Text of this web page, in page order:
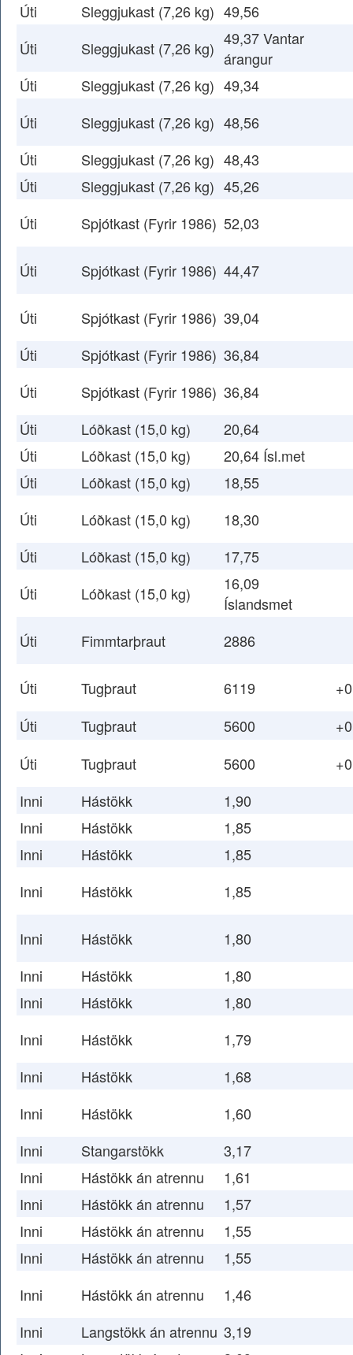
Úti
Sleggjukast (7,26 kg) 49,56
Úti
Sleggjukast (7,26 kg) 49,37 Vantar
árangur
Úti
Sleggjukast (7,26 kg) 49,34
Úti
Sleggjukast (7,26 kg) 48,56
Úti
Sleggjukast (7,26 kg) 48,43
Úti
Sleggjukast (7,26 kg) 45,26
Úti
Spjótkast (Fyrir 1986) 52,03
Úti Spjótkast (Fyrir 1986) 44,47
Úti Spjótkast (Fyrir 1986) 39,04
Úti
Spjótkast (Fyrir 1986) 36,84
Úti
Spjótkast (Fyrir 1986) 36,84
Úti
Lóðkast (15,0 kg)
20,64
Úti
Lóðkast (15,0 kg)
20,64 Ísl.met
Úti
Lóðkast (15,0 kg)
18,55
Úti
Lóðkast (15,0 kg)
18,30
Úti
Lóðkast (15,0 kg)
17,75
Úti
Lóðkast (15,0 kg)
16,09
Íslandsmet
Úti
Fimmtarþraut 2886
Úti Tugþraut 6119
Úti
Tugþraut 5600
Úti
Tugþraut 5600
Inni
Hástökk
1,90
Inni
Hástökk
1,85
Inni
Hástökk
1,85
Inni
Hástökk 1,85
Inni Hástökk
1,80
Inni
Hástökk
1,80
Inni
Hástökk
1,80
Inni
Hástökk
1,79
Inni
Hástökk
1,68
Inni
Hástökk
1,60
Inni
Stangarstökk
3,17
Inni
Hástökk án atrennu
1,61
Inni
Hástökk án atrennu
1,57
Inni
Hástökk án atrennu
1,55
Inni
Hástökk án atrennu
1,55
Inni
Hástökk án atrennu
1,46
Inni
Langstökk án atrennu 3,19